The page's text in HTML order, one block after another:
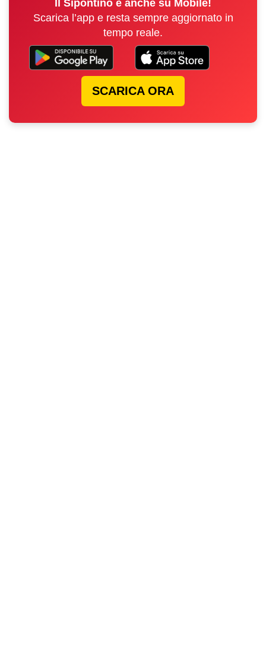
Il Sipontino è anche su Mobile!
Scarica l’app e resta sempre aggiornato in
tempo reale.
SCARICA ORA